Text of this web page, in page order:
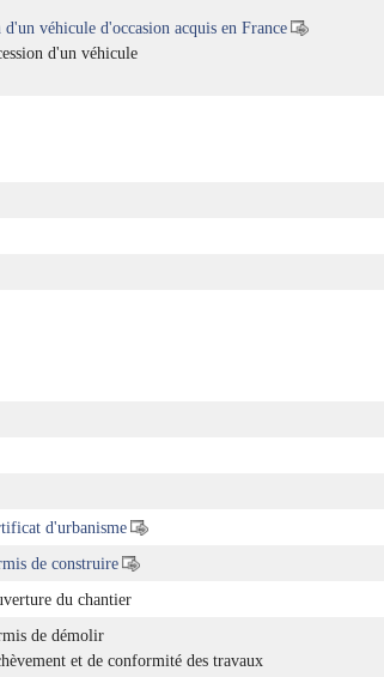
véhicule d'occasion acquis en France
d'un véhicule
d'urbanisme
de construire
du chantier
de démolir
et de conformité des travaux